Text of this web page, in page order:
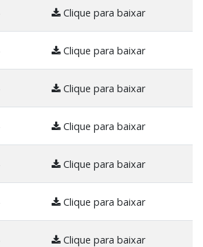
Clique para baixar
Clique para baixar
Clique para baixar
Clique para baixar
Clique para baixar
Clique para baixar
Clique para baixar